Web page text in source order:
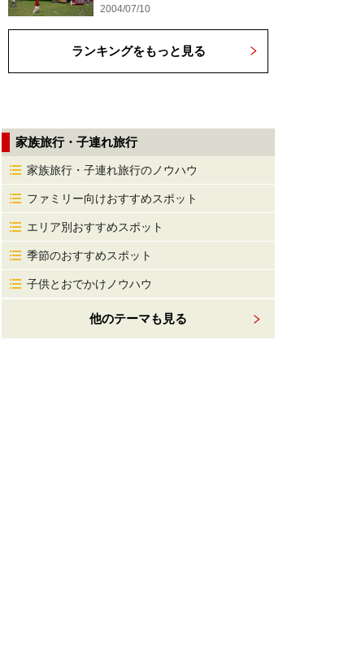
2004/07/10
ランキングをもっと見る
家族旅行・子連れ旅行
家族旅行・子連れ旅行のノウハウ
ファミリー向けおすすめスポット
エリア別おすすめスポット
季節のおすすめスポット
子供とおでかけノウハウ
他のテーマも見る